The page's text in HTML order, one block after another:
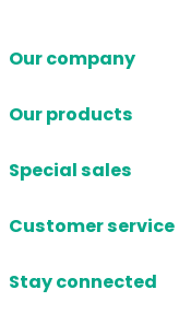
Our company
Our products
Special sales
Customer service
Stay connected